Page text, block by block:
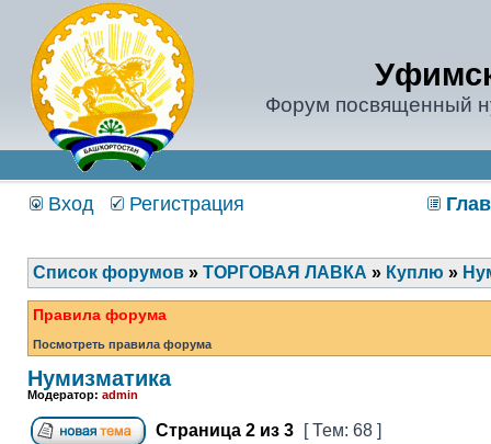
Форум посвященный
Вход Регистрация
Список форумов » ТОРГОВАЯ ЛАВКА » Куплю »
Правила форума
Посмотреть правила форума
Нумизматика
Модератор: admin
Страница 2 из 3 [ Тем: 68 ]